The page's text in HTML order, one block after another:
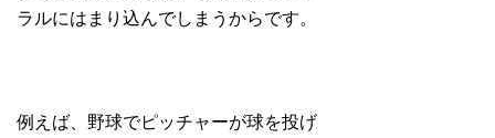
ラルにはまり込んでしまうからです。
例えば、野球でピッチャーが球を投げ